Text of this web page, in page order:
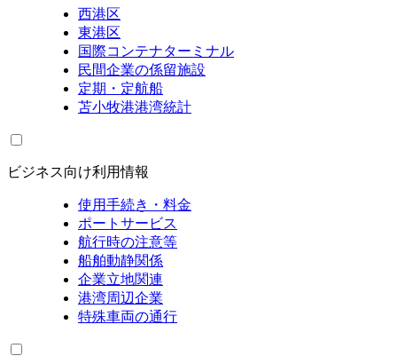
西港区
東港区
国際コンテナターミナル
民間企業の係留施設
定期・定航船
苫小牧港港湾統計
ビジネス向け利用情報
使用手続き・料金
ポートサービス
航行時の注意等
船舶動静関係
企業立地関連
港湾周辺企業
特殊車両の通行